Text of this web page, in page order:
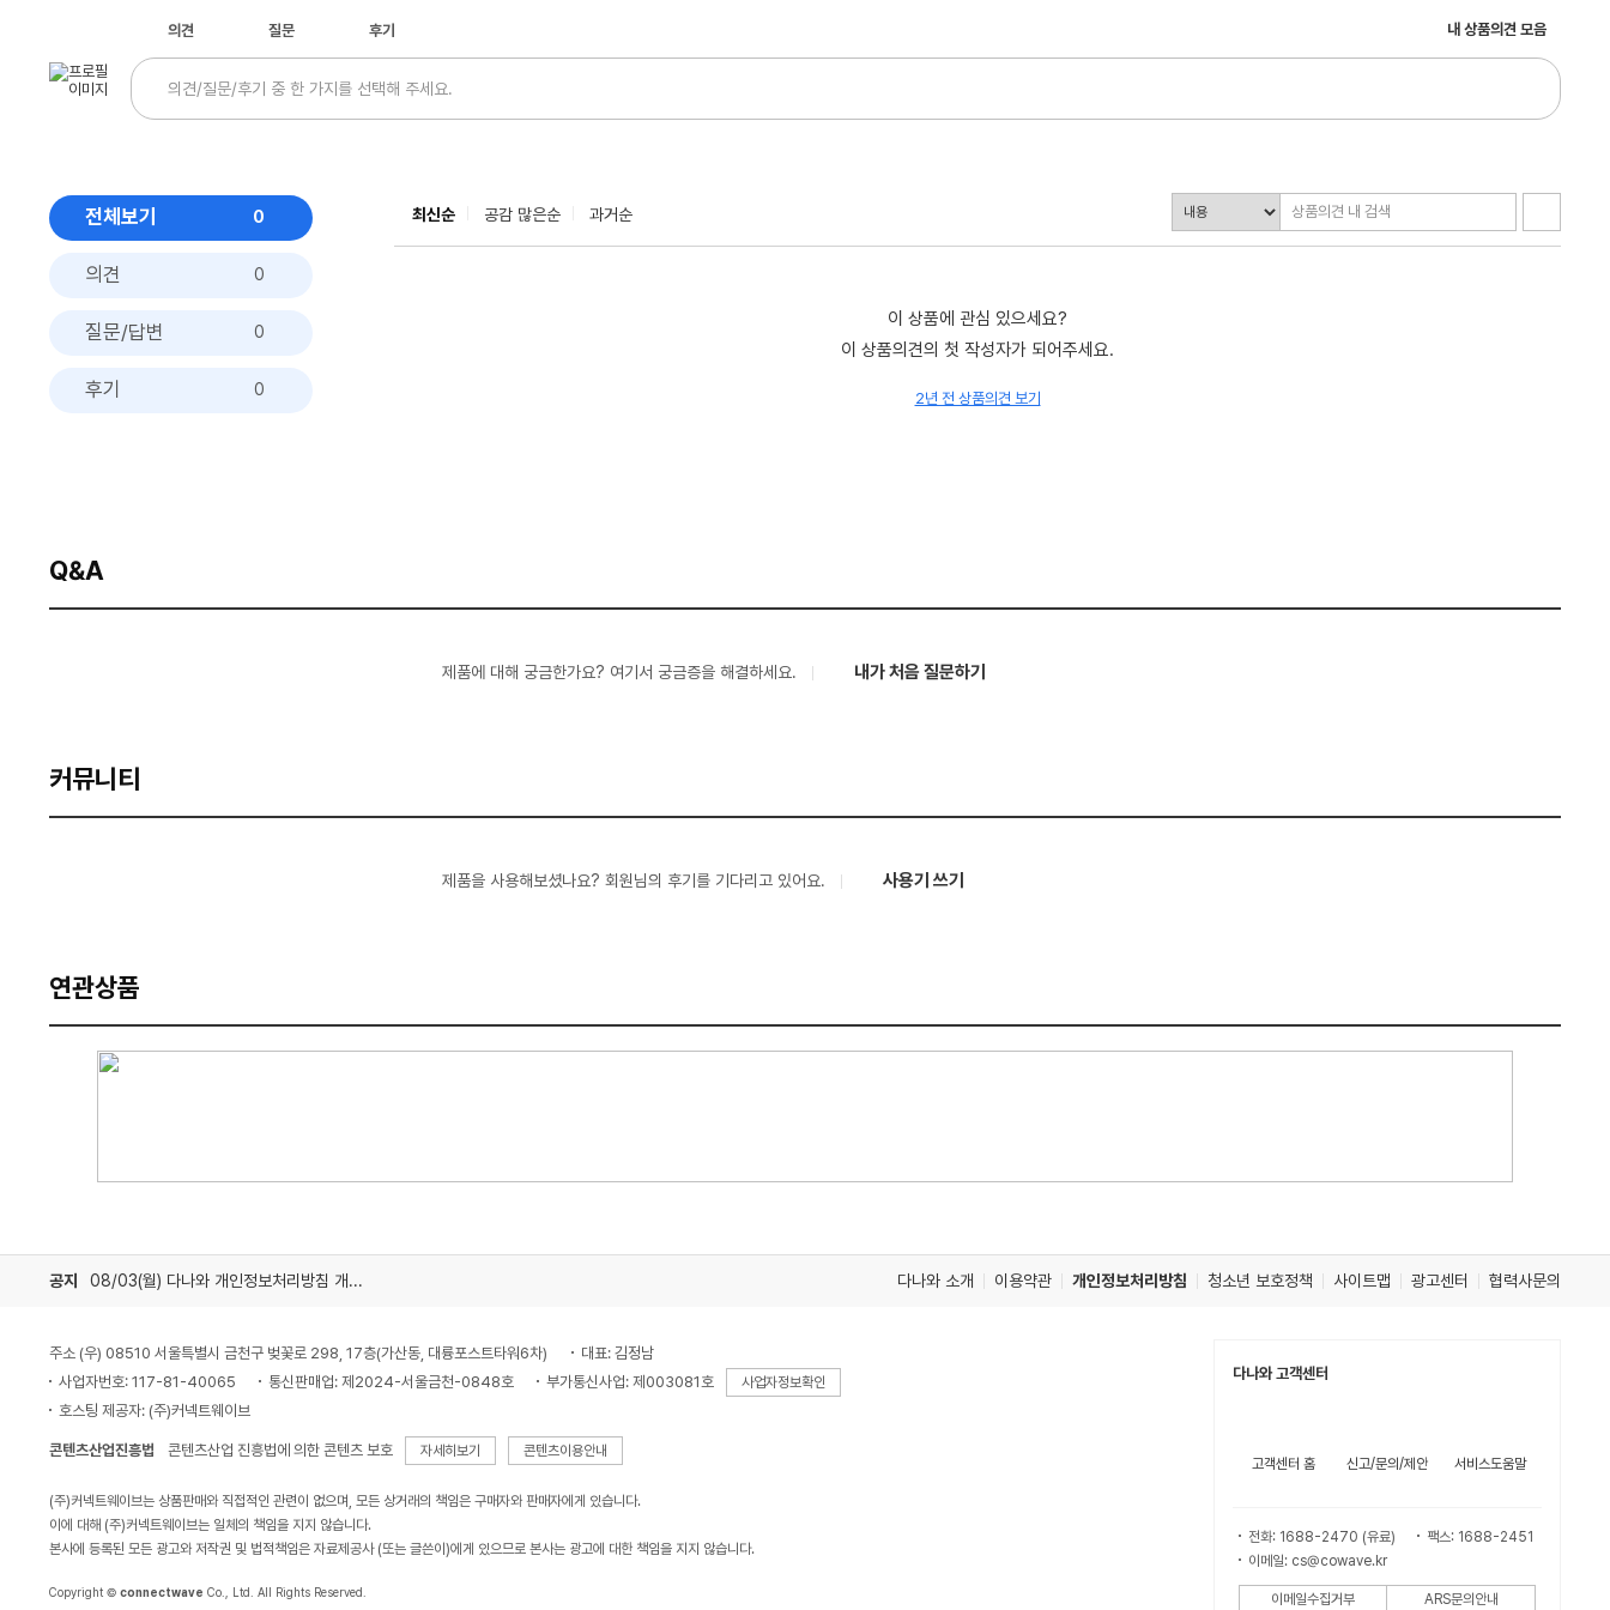
내 상품의견 모음
의견 질문 후기
전체보기 0
의견 0
질문/답변 0
후기 0
최신순 공감 많은순 과거순
이 상품에 관심 있으세요?
이 상품의견의 첫 작성자가 되어주세요.
2년 전 상품의견 보기
Q&A
제품에 대해 궁금한가요? 여기서 궁금증을 해결하세요. 내가 처음 질문하기
커뮤니티
제품을 사용해보셨나요? 회원님의 후기를 기다리고 있어요. 사용기 쓰기
연관상품
공지 08/03(월) 다나와 개인정보처리방침 개정 안내 다나와 소개 이용약관 개인정보처리방침 청소년 보호정책 사이트맵 광고센터 협력사문의
주소 (우) 08510 서울특별시 금천구 벚꽃로 298, 17층(가산동, 대륭포스트타워6차)
대표: 김정남
사업자번호: 117-81-40065
통신판매업: 제2024-서울금천-0848호 부가통신사업: 제003081호 사업자정보확인
호스팅 제공자: (주)커넥트웨이브
콘텐츠산업진흥법 콘텐츠산업 진흥법에 의한 콘텐츠 보호 자세히보기 콘텐츠이용안내
(주)커넥트웨이브는 상품판매와 직접적인 관련이 없으며, 모든 상거래의 책임은 구매자와 판매자에게 있습니다.
이에 대해 (주)커넥트웨이브는 일체의 책임을 지지 않습니다.
본사에 등록된 모든 광고와 저작권 및 법적책임은 자료제공사 (또는 글쓴이)에게 있으므로 본사는 광고에 대한 책임을 지지 않습니다.
Copyright © connectwave Co., Ltd. All Rights Reserved.
다나와 고객센터
고객센터 홈 신고/문의/제안 서비스도움말
전화: 1688-2470 (유료)
팩스: 1688-2451
이메일: cs@cowave.kr
이메일수집거부 ARS문의안내